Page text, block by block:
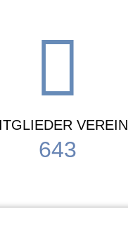
VEREIN
643